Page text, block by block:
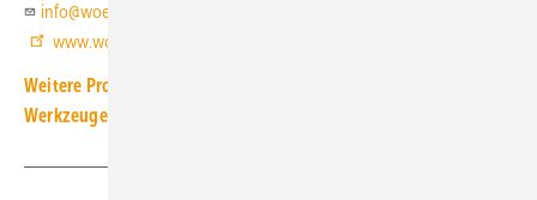
info@woehler.de
www.woehler.de
Weitere Produkt-Meldungen zum Thema Messgeräte und
Werkzeuge